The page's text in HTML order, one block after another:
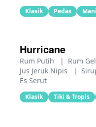
Klasik Pedas
Hurricane
Rum Putih | Rum
Jus Jeruk Nipis
|
Es Serut
Klasik Tiki & Tropis